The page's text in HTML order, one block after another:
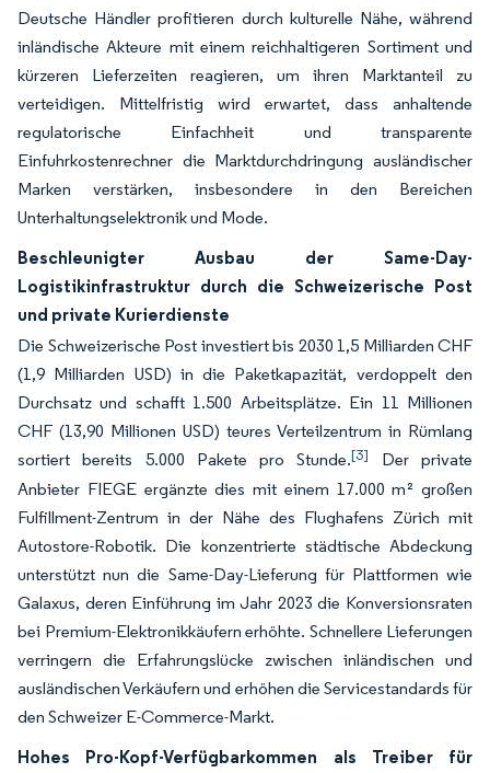
Deutsche Händler profitieren durch kulturelle Nähe, während
inländische Akteure mit einem reichhaltigeren Sortiment und
kürzeren Lieferzeiten reagieren, um ihren Marktanteil zu
verteidigen. Mittelfristig wird erwartet, dass anhaltende
regulatorische Einfachheit und transparente
Einfuhrkostenrechner die Marktdurchdringung ausländischer
Marken verstärken, insbesondere in den Bereichen
Unterhaltungselektronik und Mode.
Beschleunigter Ausbau der Same-Day-
Logistikinfrastruktur durch die Schweizerische Post
und private Kurierdienste
Die Schweizerische Post investiert bis 2030 1,5 Milliarden CHF
(1,9 Milliarden USD) in die Paketkapazität, verdoppelt den
Durchsatz und schafft 1.500 Arbeitsplätze. Ein 11 Millionen
CHF (13,90 Millionen USD) teures Verteilzentrum in Rümlang
sortiert bereits 5.000 Pakete pro Stunde.[3]
Der private
Anbieter FIEGE ergänzte dies mit einem 17.000 m² großen
Fulfillment-Zentrum in der Nähe des Flughafens Zürich mit
Autostore-Robotik. Die konzentrierte städtische Abdeckung
unterstützt nun die Same-Day-Lieferung für Plattformen wie
Galaxus, deren Einführung im Jahr 2023 die Konversionsraten
bei Premium-Elektronikkäufern erhöhte. Schnellere Lieferungen
verringern die Erfahrungslücke zwischen inländischen und
ausländischen Verkäufern und erhöhen die Servicestandards für
den Schweizer E-Commerce-Markt.
Hohes Pro-Kopf-Verfügbarkommen als Treiber für